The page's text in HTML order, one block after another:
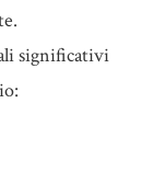
significativi